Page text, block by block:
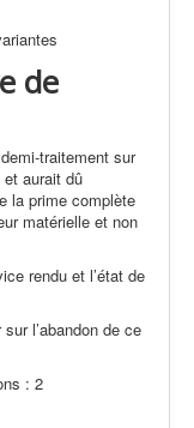
de
traitement sur
aurait dû
la prime complète
matérielle et non
rendu et l’état de
l’abandon de ce
: 2